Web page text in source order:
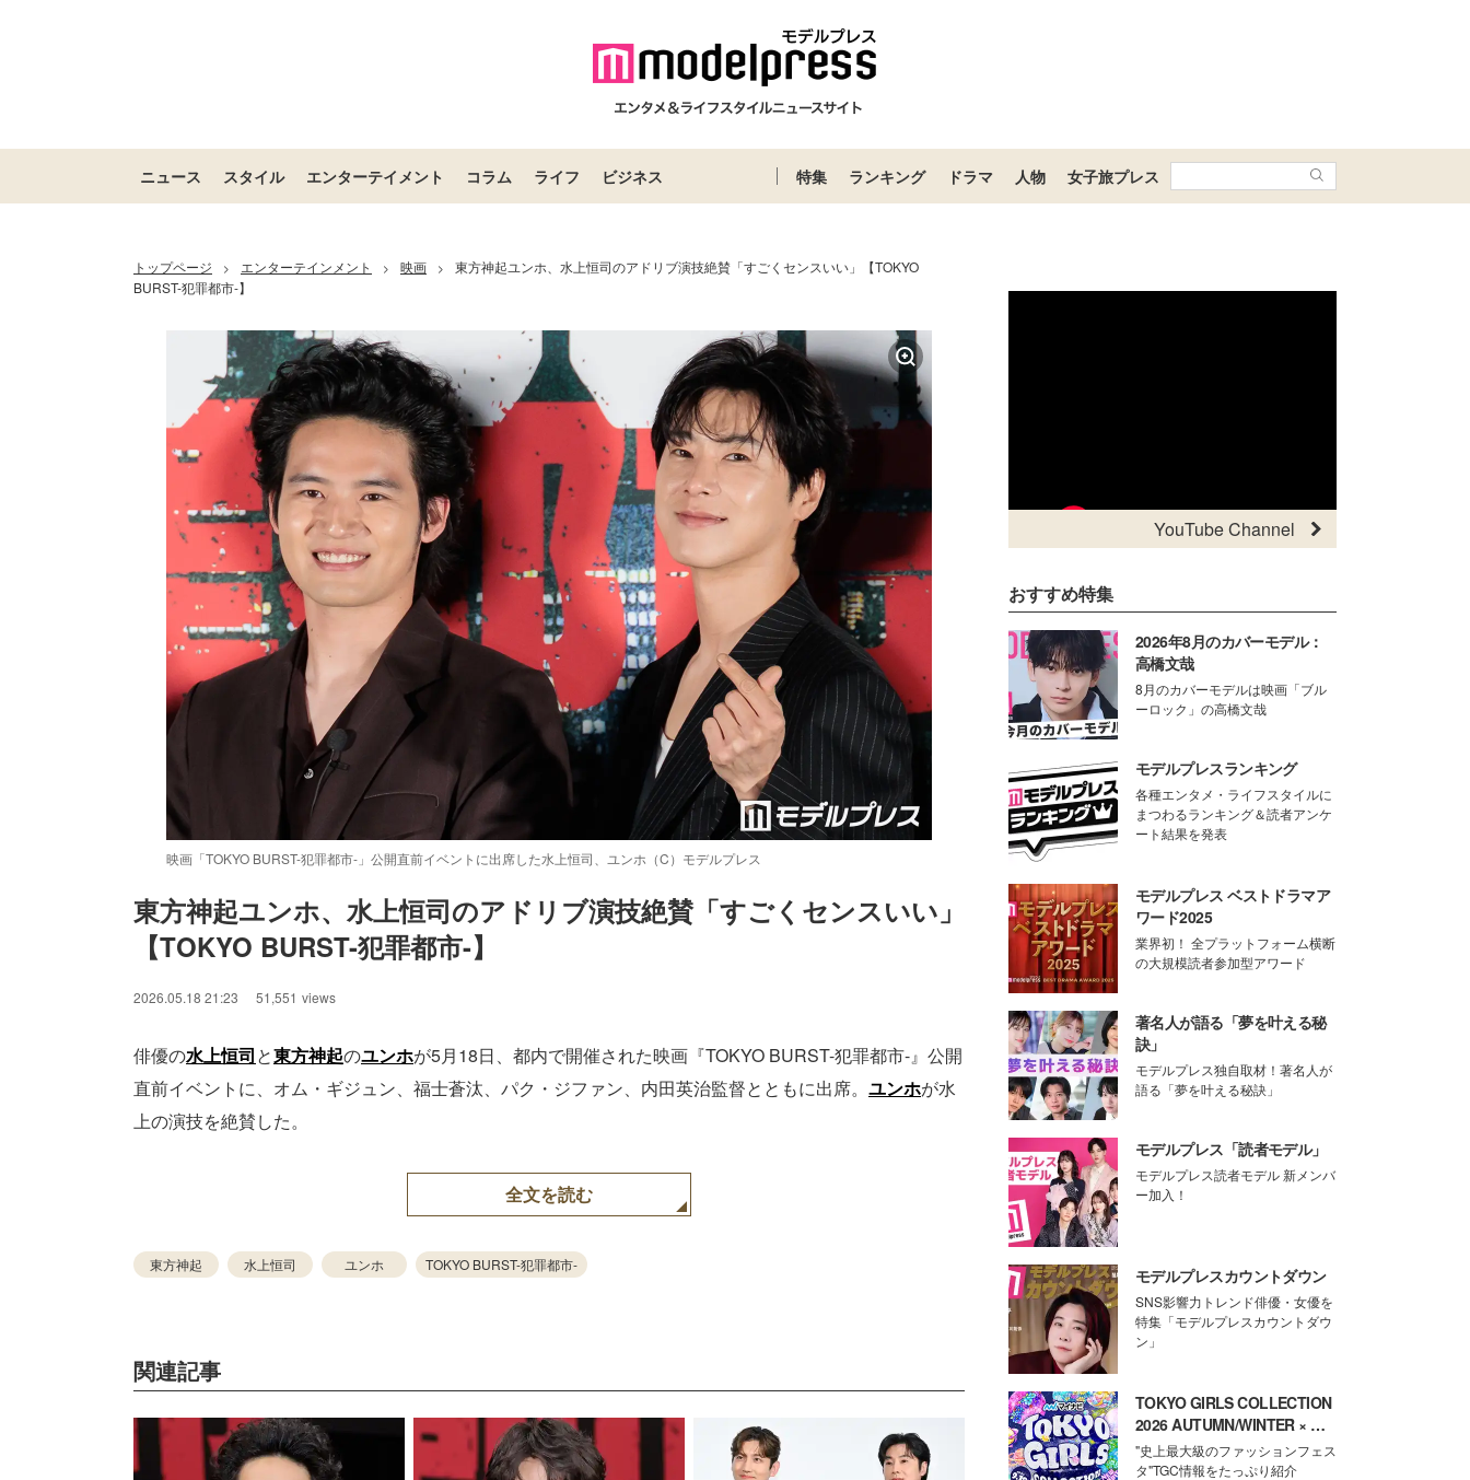
ニュース スタイル エンターテイメント コラム ライフ ビジネス 特集 ランキング ドラマ 人物 女子旅プレス
トップページ > エンターテインメント > 映画 >
東方神起ユンホ、水上恒司のアドリブ演技絶賛「すごくセンスいい」【TOKYO
BURST-犯罪都市-】
映画「TOKYO BURST-犯罪都市-」公開直前イベントに出席した水上恒司、ユンホ（C）モデルプレス
Unmute /
東方神起ユンホ、水上恒司のアドリブ演技絶賛「すごくセンスいい」
【TOKYO BURST-犯罪都市-】
2026.05.18 21:23 51,551 views
俳優の水上恒司と東方神起のユンホが5月18日、都内で開催された映画『TOKYO BURST-犯罪都市-』公開
直前イベントに、オム・ギジュン、福士蒼汰、パク・ジファン、内田英治監督とともに出席。 ユンホが水
上の演技を絶賛した。
全文を読む
東方神起 水上恒司 ユンホ TOKYO BURST-犯罪都市-
関連記事
YouTube Channel
おすすめ特集
2026年8月のカバーモデル：
高橋文哉
8月のカバーモデルは映画「ブル
ーロック」の高橋文哉
モデルプレスランキング
各種エンタメ・ライフスタイルに
まつわるランキング＆読者アンケ
ート結果を発表
モデルプレス ベストドラマア
ワード2025
業界初！ 全プラットフォーム横断
の大規模読者参加型アワード
著名人が語る「夢を叶える秘
訣」
モデルプレス独自取材！著名人が
語る「夢を叶える秘訣」
モデルプレス「読者モデル」
モデルプレス読者モデル 新メンバ
ー加入！
モデルプレスカウントダウン
SNS影響力トレンド俳優・女優を
特集「モデルプレスカウントダウ
ン」
TOKYO GIRLS COLLECTION
2026 AUTUMN/WINTER × モ
デルプレス
"史上最大級のファッションフェス
タ"TGC情報をたっぷり紹介